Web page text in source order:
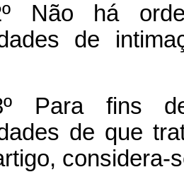
Não há
de
Para fins
de que
considera-